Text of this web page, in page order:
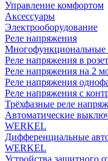
Управление комфортом
Аксессуары
Электрооборудование
Реле напряжения
Многофункциональные
Реле напряжения в
Реле напряжения на 2
Реле напряжения
Реле напряжения с
Трёхфазные реле
Автоматические
WERKEL
Дифференциальные
WERKEL
Устройства защитного